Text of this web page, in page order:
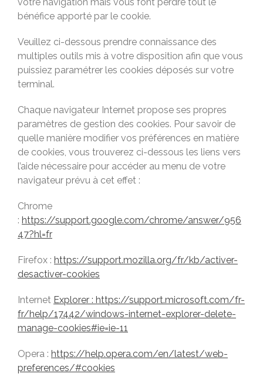
bénéfice apporté par le cookie.
Veuillez ci-dessous prendre connaissance des
multiples outils mis à votre disposition afin que vous
puissiez paramétrer les cookies déposés sur votre
terminal.
Chaque navigateur Internet propose ses propres
paramètres de gestion des cookies. Pour savoir de
quelle manière modifier vos préférences en matière
de cookies, vous trouverez ci-dessous les liens vers
l’aide nécessaire pour accéder au menu de votre
navigateur prévu à cet effet :
Chrome
: https://support.google.com/chrome/answer/956
47?hl=fr
Firefox : https://support.mozilla.org/fr/kb/activer-
desactiver-cookies
Internet Explorer : https://support.microsoft.com/fr-
fr/help/17442/windows-internet-explorer-delete-
manage-cookies#ie=ie-11
Opera : https://help.opera.com/en/latest/web-
preferences/#cookies